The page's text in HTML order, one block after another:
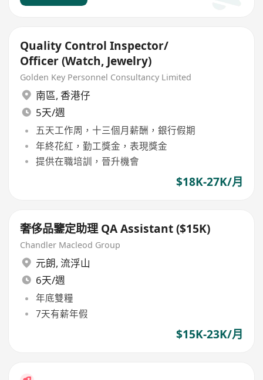
Quality Control Inspector/
Officer (Watch, Jewelry)
Golden Key Personnel Consultancy Limited
南區, 香港仔
5天/週
五天工作周，十三個月薪酬，銀行假期
年終花紅，勤工獎金，表現獎金
提供在職培訓，晉升機會
$18K-27K/月
奢侈品鑒定助理 QA Assistant ($15K)
Chandler Macleod Group
元朗, 流浮山
6天/週
年底雙糧
7天有薪年假
$15K-23K/月